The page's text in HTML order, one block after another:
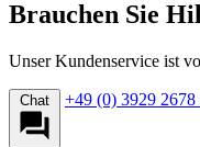
Brauchen Sie
Unser Kundenservice ist
Chat +49 (0) 3929 2678